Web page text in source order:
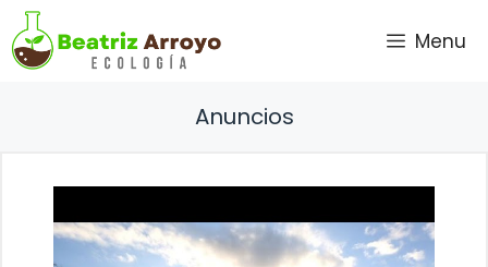
Saltar
al
contenido
Menu
Anuncios